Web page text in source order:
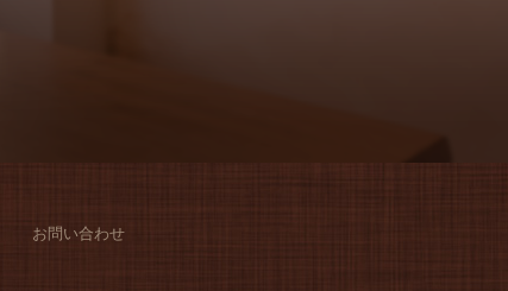
お問い合わせ